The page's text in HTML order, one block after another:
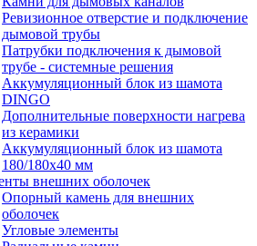
Ревизионное отверстие и подключение
дымовой трубы
Патрубки подключения к дымовой
трубе - системные решения
Аккумуляционный блок из шамота
DINGO
Дополнительные поверхности нагрева
из керамики
Аккумуляционный блок из шамота
180/180x40 мм
внешних оболочек
Опорный камень для внешних
оболочек
Угловые элементы